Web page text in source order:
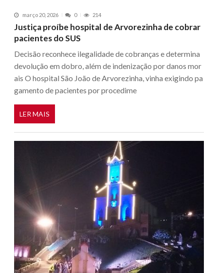
março 20, 2026 0 214
Justiça proíbe hospital de Arvorezinha de cobrar
pacientes do SUS
Decisão reconhece ilegalidade de cobranças e determina
devolução em dobro, além de indenização por danos mor
ais O hospital São João de Arvorezinha, vinha exigindo pa
gamento de pacientes por procedime
LER MAIS